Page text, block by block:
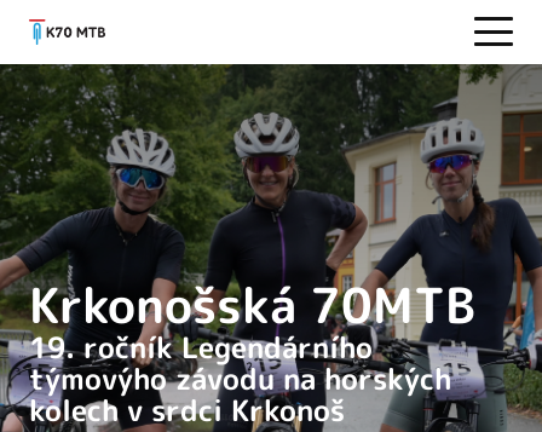
Krkonošská 70MTB
19. ročník Legendárního
týmovýho závodu na horských
kolech v srdci Krkonoš